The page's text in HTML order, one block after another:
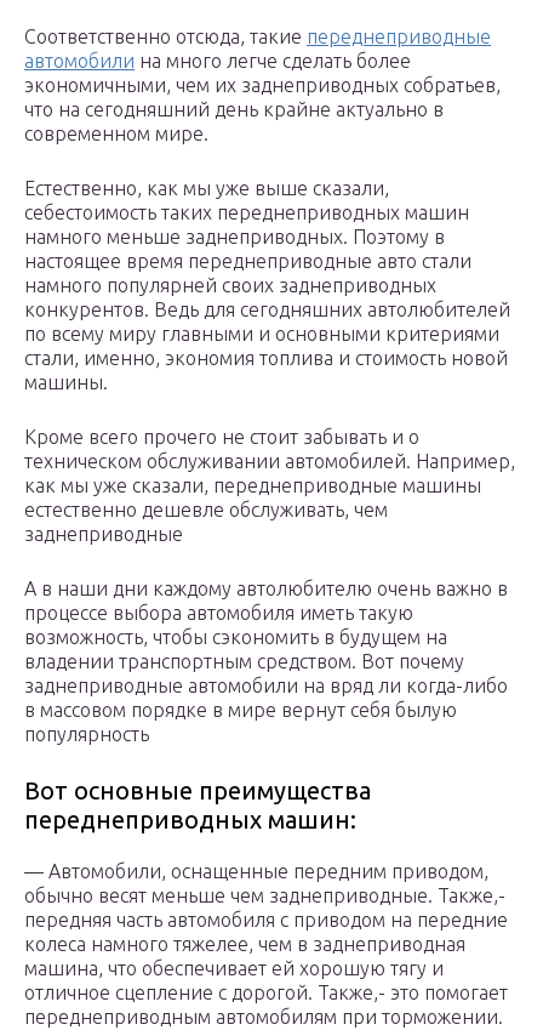
Соответственно отсюда, такие переднеприводные
автомобили на много легче сделать более
экономичными, чем их заднеприводных собратьев,
что на сегодняшний день крайне актуально в
современном мире.
Естественно, как мы уже выше сказали,
себестоимость таких переднеприводных машин
намного меньше заднеприводных. Поэтому в
настоящее время переднеприводные авто стали
намного популярней своих заднеприводных
конкурентов. Ведь для сегодняшних автолюбителей
по всему миру главными и основными критериями
стали, именно, экономия топлива и стоимость новой
машины.
Кроме всего прочего не стоит забывать и о
техническом обслуживании автомобилей. Например,
как мы уже сказали, переднеприводные машины
естественно дешевле обслуживать, чем
заднеприводные
А в наши дни каждому автолюбителю очень важно в
процессе выбора автомобиля иметь такую
возможность, чтобы сэкономить в будущем на
владении транспортным средством. Вот почему
заднеприводные автомобили на вряд ли когда-либо
в массовом порядке в мире вернут себя былую
популярность
Вот основные преимущества
переднеприводных машин:
— Автомобили, оснащенные передним приводом,
обычно весят меньше чем заднеприводные. Также,-
передняя часть автомобиля с приводом на передние
колеса намного тяжелее, чем в заднеприводная
машина, что обеспечивает ей хорошую тягу и
отличное сцепление с дорогой. Также,- это помогает
переднеприводным автомобилям при торможении.